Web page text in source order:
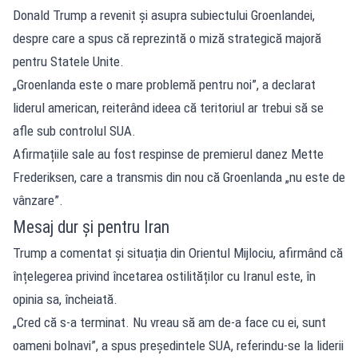
Donald Trump a revenit și asupra subiectului Groenlandei,
despre care a spus că reprezintă o miză strategică majoră
pentru Statele Unite.
„Groenlanda este o mare problemă pentru noi”, a declarat
liderul american, reiterând ideea că teritoriul ar trebui să se
afle sub controlul SUA.
Afirmațiile sale au fost respinse de premierul danez Mette
Frederiksen, care a transmis din nou că Groenlanda „nu este de
vânzare”.
Mesaj dur și pentru Iran
Trump a comentat și situația din Orientul Mijlociu, afirmând că
înțelegerea privind încetarea ostilităților cu Iranul este, în
opinia sa, încheiată.
„Cred că s-a terminat. Nu vreau să am de-a face cu ei, sunt
oameni bolnavi”, a spus președintele SUA, referindu-se la liderii